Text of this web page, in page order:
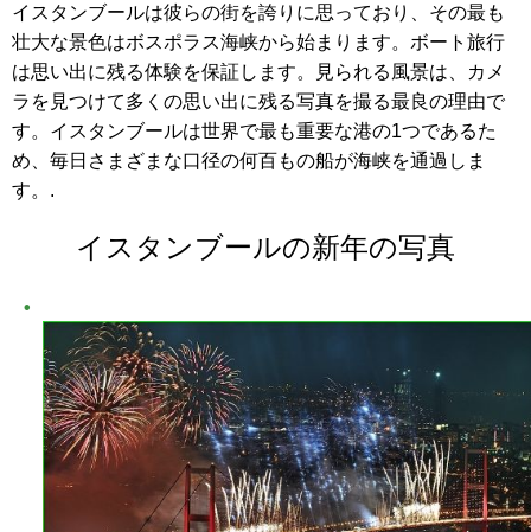
イスタンブールは彼らの街を誇りに思っており、その最も
壮大な景色はボスポラス海峡から始まります。ボート旅行
は思い出に残る体験を保証します。見られる風景は、カメ
ラを見つけて多くの思い出に残る写真を撮る最良の理由で
す。イスタンブールは世界で最も重要な港の1つであるた
め、毎日さまざまな口径の何百もの船が海峡を通過しま
す。.
イスタンブールの新年の写真